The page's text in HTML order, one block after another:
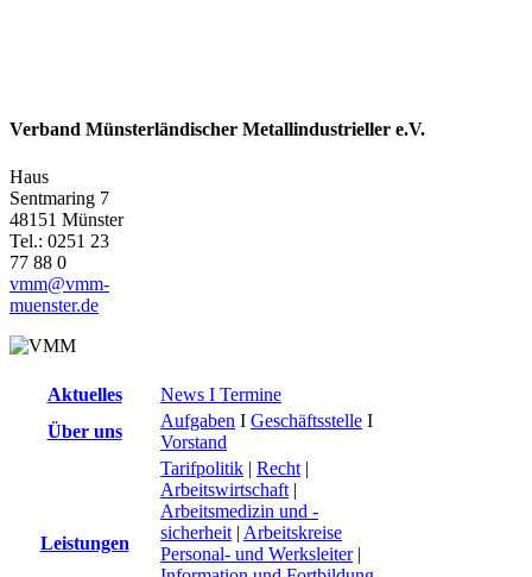
Verband Münsterländischer Metallindustrieller e.V.
Haus
Sentmaring 7
48151 Münster
Tel.: 0251 23
77 88 0
vmm@vmm-
muenster.de
Aktuelles
News I Termine
Über uns
Aufgaben I Geschäftsstelle I
Vorstand
Leistungen
Tarifpolitik | Recht |
Arbeitswirtschaft |
Arbeitsmedizin und -
sicherheit | Arbeitskreise
Personal- und Werksleiter|